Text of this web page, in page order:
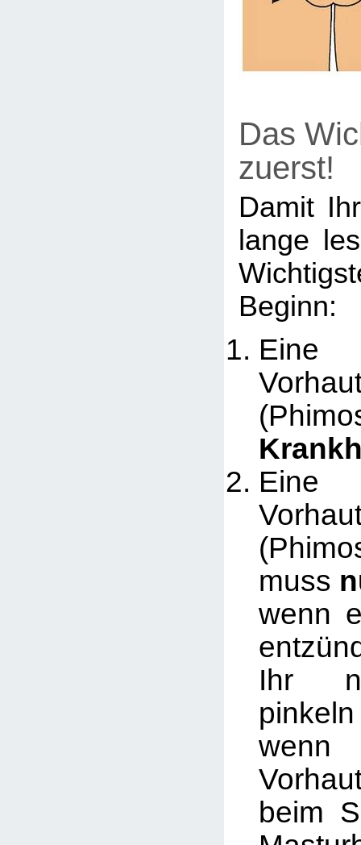
Das
zuerst!
Damit
lange
Beginn:
Eine
Eine
muss
wenn
Ihr
beim